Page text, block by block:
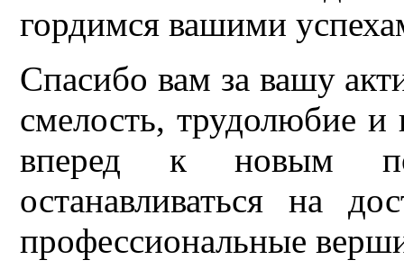
гордимся вашими
Спасибо вам за вашу
смелость, трудолюбие и
вперед к новым
останавливаться на
профессиональные